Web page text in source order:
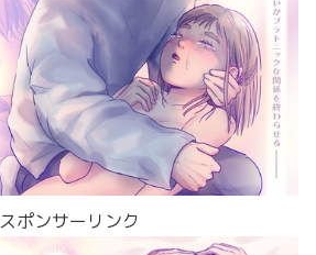
スポンサーリンク